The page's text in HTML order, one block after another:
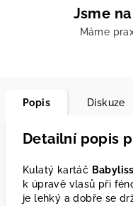
Jsme
Máme
Popis Diskuze
Detailní popis
Kulatý kartáč
k úpravě vlasů při
je lehký a dobře se